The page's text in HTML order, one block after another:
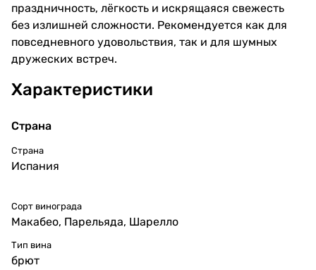
праздничность, лёгкость и искрящаяся свежесть
без излишней сложности. Рекомендуется как для
повседневного удовольствия, так и для шумных
дружеских встреч.
Характеристики
Страна
Страна
Испания
Сорт винограда
Макабео, Парельяда, Шарелло
Тип вина
брют